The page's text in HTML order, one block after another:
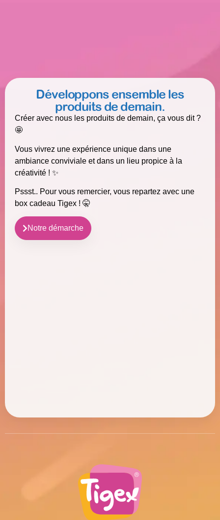
Développons ensemble les
produits de demain.
Créer avec nous les produits de demain, ça vous dit ?
🤩
Vous vivrez une expérience unique dans une
ambiance conviviale et dans un lieu propice à la
créativité ! ✨
Pssst.. Pour vous remercier, vous repartez avec une
box cadeau Tigex ! 🤫
Notre démarche